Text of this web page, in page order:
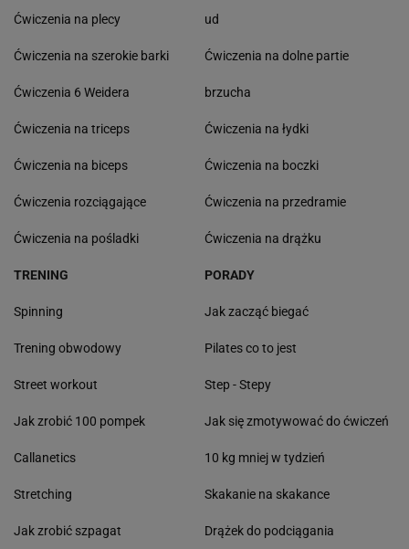
Ćwiczenia na plecy
Ćwiczenia na szerokie barki
Ćwiczenia 6 Weidera
Ćwiczenia na triceps
Ćwiczenia na biceps
Ćwiczenia rozciągające
Ćwiczenia na pośladki
ud
Ćwiczenia na dolne partie
brzucha
Ćwiczenia na łydki
Ćwiczenia na boczki
Ćwiczenia na przedramie
Ćwiczenia na drążku
TRENING
Spinning
Trening obwodowy
Street workout
Jak zrobić 100 pompek
Callanetics
Stretching
Jak zrobić szpagat
PORADY
Jak zacząć biegać
Pilates co to jest
Step - Stepy
Jak się zmotywować do ćwiczeń
10 kg mniej w tydzień
Skakanie na skakance
Drążek do podciągania